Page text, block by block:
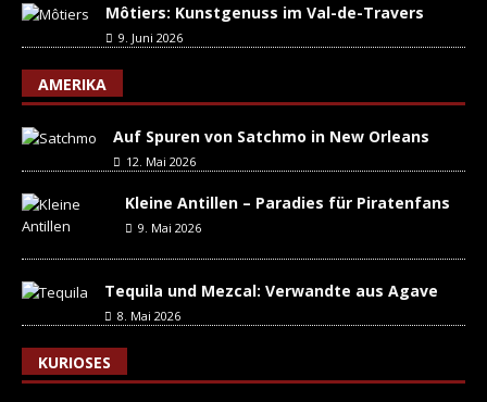
Môtiers: Kunstgenuss im Val-de-Travers
9. Juni 2026
AMERIKA
Auf Spuren von Satchmo in New Orleans
12. Mai 2026
Kleine Antillen – Paradies für Piratenfans
9. Mai 2026
Tequila und Mezcal: Verwandte aus Agave
8. Mai 2026
KURIOSES